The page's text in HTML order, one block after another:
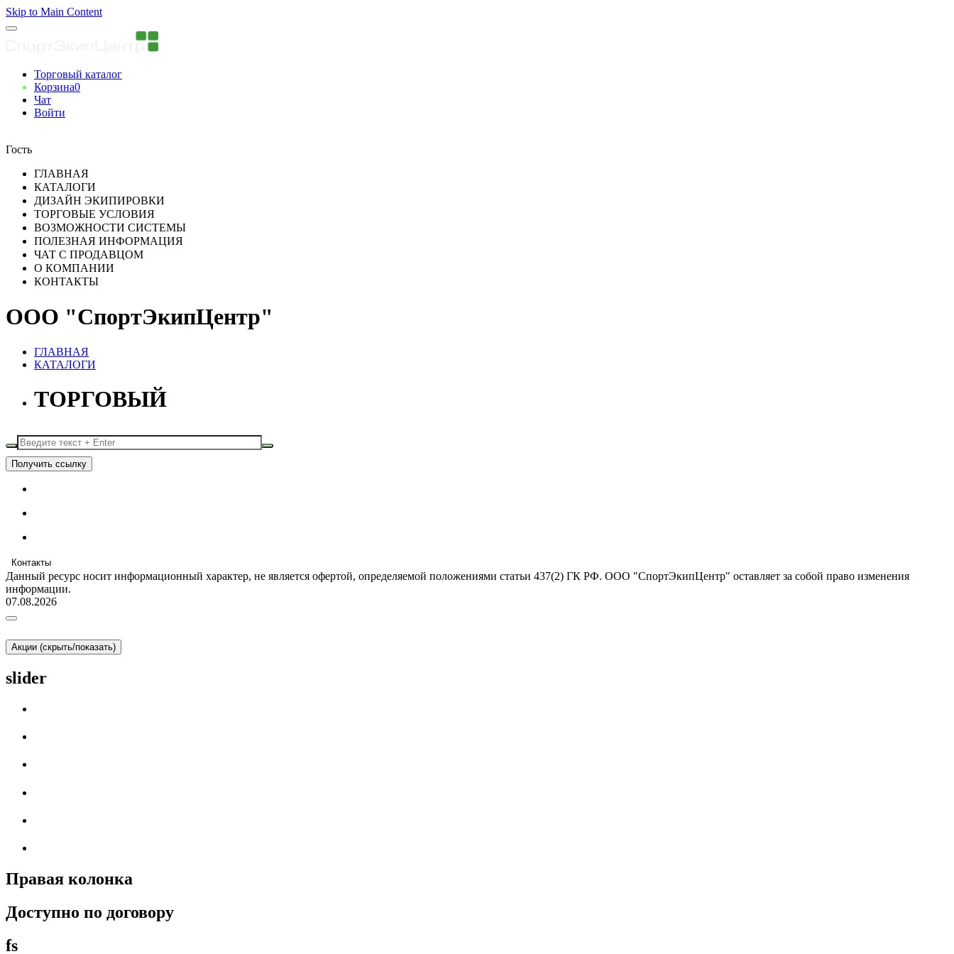
Skip to Main Content
Торговый каталог
Корзина0
Чат
Войти
Гость
ГЛАВНАЯ
КАТАЛОГИ
ДИЗАЙН ЭКИПИРОВКИ
ТОРГОВЫЕ УСЛОВИЯ
ВОЗМОЖНОСТИ СИСТЕМЫ
ПОЛЕЗНАЯ ИНФОРМАЦИЯ
ЧАТ С ПРОДАВЦОМ
О КОМПАНИИ
КОНТАКТЫ
ООО "СпортЭкипЦентр"
ГЛАВНАЯ
КАТАЛОГИ
ТОРГОВЫЙ
Получить ссылку
Контакты
Данный ресурс носит информационный характер, не является офертой, определяемой положениями статьи 437(2) ГК РФ. ООО "СпортЭкипЦентр" оставляет за собой право изменения
информации.
07.08.2026
Акции (скрыть/показать)
slider
Правая колонка
Доступно по договору
fs